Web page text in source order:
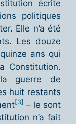
écrite
politiques
Elle n’a été
Les douze
ans qui
Constitution.
guerre de
huit restants
[3] – le sont
n’a fait